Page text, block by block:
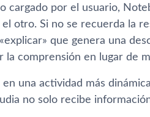
cargado por el usuario,
otro. Si no se recuerda la
que genera una
la comprensión en lugar de
una actividad más
no solo recibe